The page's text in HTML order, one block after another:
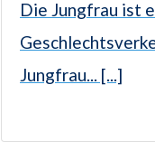
Die Jungfrau ist
Jungfrau... [...]